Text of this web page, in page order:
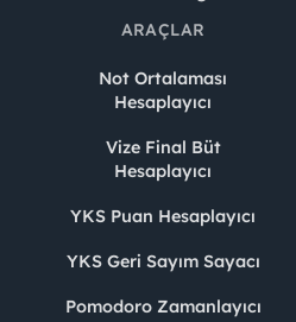
ARAÇLAR
Not Ortalaması
Hesaplayıcı
Vize Final Büt
Hesaplayıcı
YKS Puan Hesaplayıcı
YKS Geri Sayım Sayacı
Pomodoro Zamanlayıcı